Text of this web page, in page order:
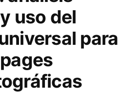
o
3
1
uso del
para